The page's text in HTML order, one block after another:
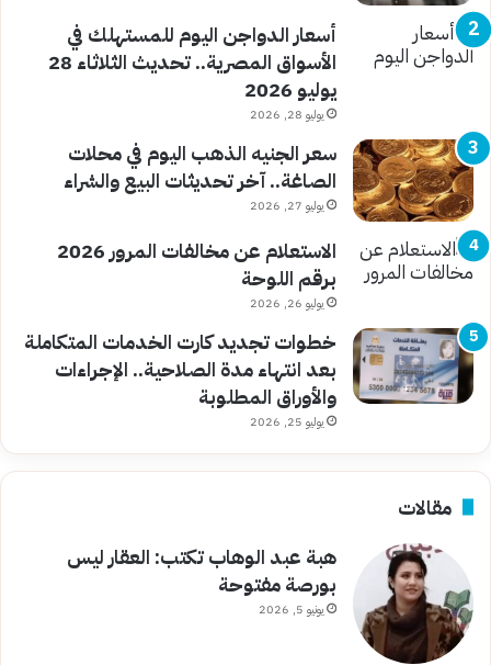
أسعار الدواجن اليوم للمستهلك في
الأسواق المصرية.. تحديث الثلاثاء 28
يوليو 2026
يوليو 28, 2026
سعر الجنيه الذهب اليوم في محلات
الصاغة.. آخر تحديثات البيع والشراء
يوليو 27, 2026
الاستعلام عن مخالفات المرور 2026
برقم اللوحة
يوليو 26, 2026
خطوات تجديد كارت الخدمات المتكاملة
بعد انتهاء مدة الصلاحية.. الإجراءات
والأوراق المطلوبة
يوليو 25, 2026
مقالات
هبة عبد الوهاب تكتب: العقار ليس
بورصة مفتوحة
يونيو 5, 2026